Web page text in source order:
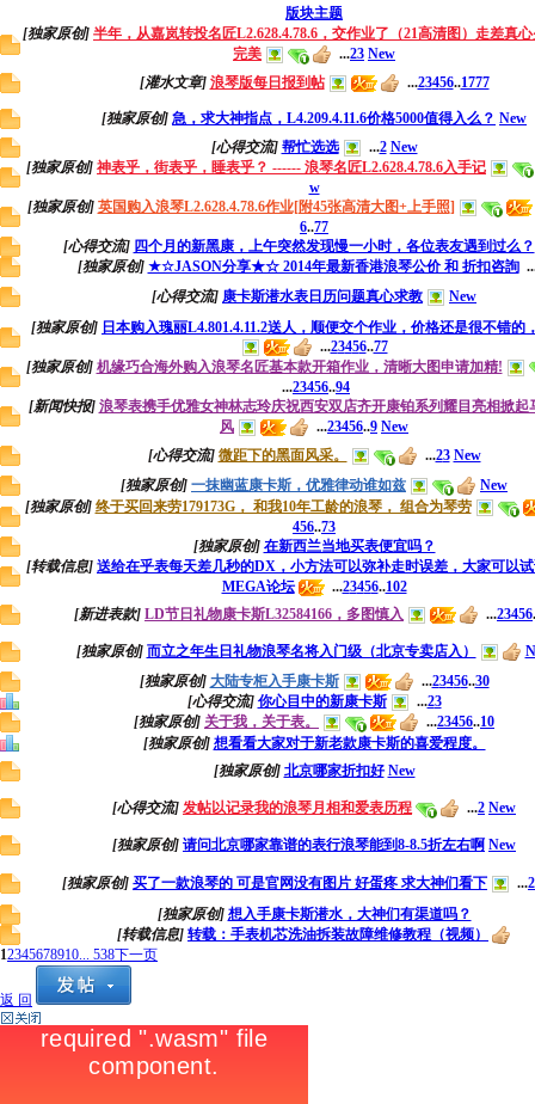
版块主题
[独家原创] 半年，从嘉岚转投名匠L2.628.4.78.6，交作业了（21高清图）走差真
完美
...23 New
[灌水文章] 浪琴版每日报到帖 ...23456..1777
[独家原创] 急，求大神指点，L4.209.4.11.6价格5000值得入么？ New
[心得交流] 帮忙选选 ...2 New
[独家原创] 神表乎，街表乎，睡表乎？ ------ 浪琴名匠L2.628.4.78.6入手记
w
[独家原创] 英国购入浪琴L2.628.4.78.6作业[附45张高清大图+上手照]
6..77
[心得交流] 四个月的新黑康，上午突然发现慢一小时，各位表友遇到过么？
[独家原创] ★☆JASON分享★☆ 2014年最新香港浪琴公价 和 折扣咨詢
[心得交流] 康卡斯潜水表日历问题真心求教
New
[独家原创] 日本购入瑰丽L4.801.4.11.2送人，顺便交个作业，价格还是很不错的
...23456..77
[独家原创] 机缘巧合海外购入浪琴名匠基本款开箱作业，清晰大图申请加精!
...23456..94
[新闻快报] 浪琴表携手优雅女神林志玲庆祝西安双店齐开康铂系列耀目亮相掀起
风
...23456..9 New
[心得交流] 微距下的黑面风采。 ...23 New
[独家原创] 一抹幽蓝康卡斯，优雅律动谁如兹
New
[独家原创] 终于买回来劳179173G， 和我10年工龄的浪琴， 组合为琴劳
456..73
[独家原创] 在新西兰当地买表便宜吗？
[转载信息] 送给在乎表每天差几秒的DX，小方法可以弥补走时误差，大家可以
MEGA论坛
...23456..102
[新进表款] LD节日礼物康卡斯L32584166，多图慎入 ...23456
[独家原创] 而立之年生日礼物浪琴名将入门级（北京专卖店入）
[独家原创] 大陆专柜入手康卡斯 ...23456..30
[心得交流] 你心目中的新康卡斯 ...23
[独家原创] 关于我，关于表。 ...23456..10
[独家原创] 想看看大家对于新老款康卡斯的喜爱程度。
[独家原创] 北京哪家折扣好 New
[心得交流] 发帖以记录我的浪琴月相和爱表历程 ...2 New
[独家原创] 请问北京哪家靠谱的表行浪琴能到8-8.5折左右啊 New
[独家原创] 买了一款浪琴的 可是官网没有图片 好蛋疼 求大神们看下 ...2
[独家原创] 想入手康卡斯潜水，大神们有渠道吗？
[转载信息] 转载：手表机芯洗油拆装故障维修教程（视频）
12345678910... 538下一页
返 回